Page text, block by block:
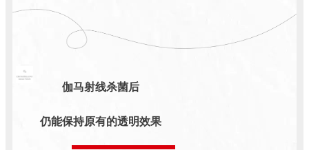
伽马射线杀菌后
仍能保持原有的透明效果